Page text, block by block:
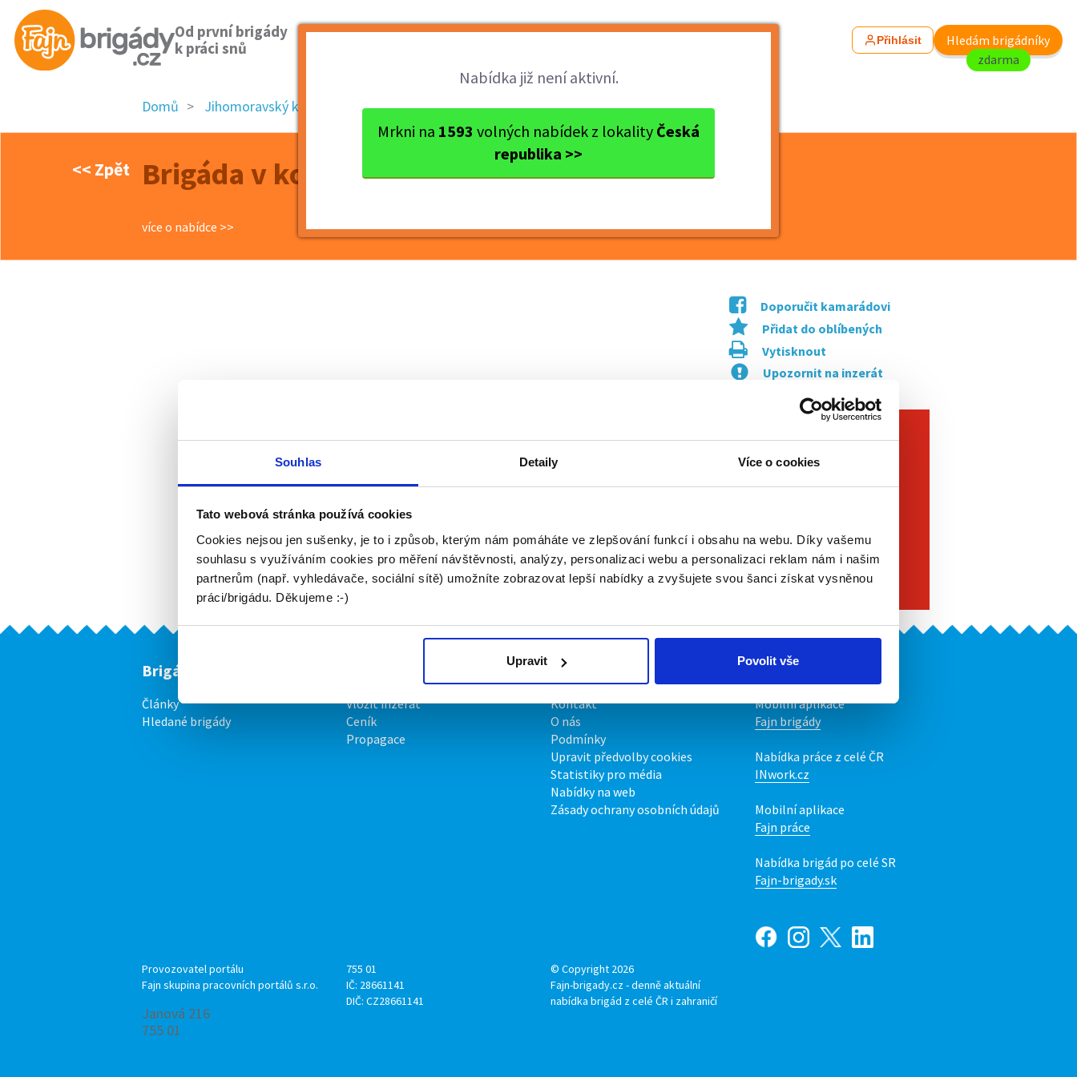
Souhlas Detaily Více o cookies
Tato webová stránka používá cookies
Cookies nejsou jen sušenky, je to i způsob, kterým nám pomáháte ve zlepšování funkcí i obsahu na webu. Díky vašemu
souhlasu s využíváním cookies pro měření návštěvnosti, analýzy, personalizaci webu a personalizaci reklam nám i našim
partnerům (např. vyhledávače, sociální sítě) umožníte zobrazovat lepší nabídky a zvyšujete svou šanci získat vysněnou
práci/brigádu. Děkujeme :-)
Upravit Povolit vše
Od první brigády
k práci snů
Přihlásit
Hledám brigádníky
zdarma
Nabídka již není aktivní.
Mrkni na 1593 volných nabídek z lokality Česká
republika >>
Domů Jihomoravský kraj okres Znojmo Hrušovany nad Jevišovkou Brigáda v konzervárně
<< Zpět Brigáda v konzervárně
více o nabídce >>
Doporučit kamarádovi
Přidat do oblíbených
Vytisknout
Upozornit na inzerát
Brigádníci
Články
Hledané brigády
Vložit inzerát
Ceník
Propagace
O portálu
Kontakt
O nás
Podmínky
Upravit předvolby cookies
Statistiky pro média
Nabídky na web
Zásady ochrany osobních údajů
Naše další projekty
Mobilní aplikace
Fajn brigády
Nabídka práce z celé ČR
INwork.cz
Mobilní aplikace
Fajn práce
Nabídka brigád po celé SR
Fajn-brigady.sk
Provozovatel portálu
Fajn skupina pracovních portálů s.r.o.
Janová 216
755 01
755 01
IČ: 28661141
DIČ: CZ28661141
© Copyright 2026
Fajn-brigady.cz - denně aktuální
nabídka brigád z celé ČR i zahraničí